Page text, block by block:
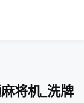
将机_洗牌